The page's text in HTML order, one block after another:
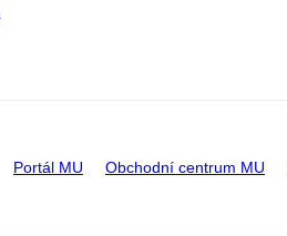
Portál MU Obchodní centrum MU